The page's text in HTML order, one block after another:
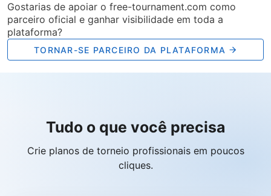
Gostarias de apoiar o free-tournament.com como
parceiro oficial e ganhar visibilidade em toda a
plataforma?
TORNAR-SE PARCEIRO DA PLATAFORMA
Tudo o que você precisa
Crie planos de torneio profissionais em poucos
cliques.